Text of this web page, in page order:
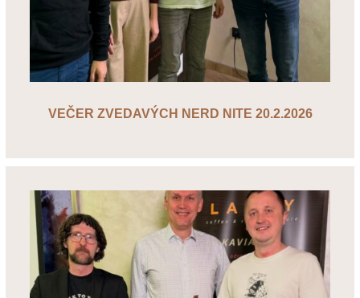
VEČER ZVEDAVÝCH NERD NITE 20.2.2026